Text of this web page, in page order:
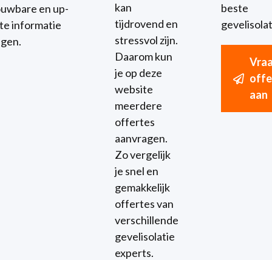
en up-
informatie
kan
tijdrovend en
stressvol zijn.
Daarom kun
je op deze
website
meerdere
offertes
aanvragen.
Zo vergelijk
je snel en
gemakkelijk
offertes van
verschillende
gevelisolatie
experts.
beste
aan